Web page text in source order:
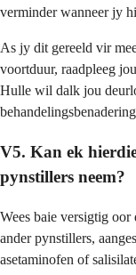
verminder wanneer jy
As jy dit gereeld vir
voortduur, raadpleeg
Hulle wil dalk jou
V5. Kan ek
pynstillers neem?
Wees baie versigtig
ander pynstillers,
asetaminofen of